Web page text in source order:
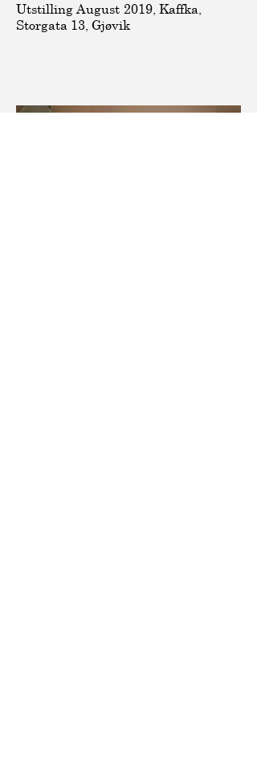
Utstilling August 2019, Kaffka,
Storgata 13, Gjøvik